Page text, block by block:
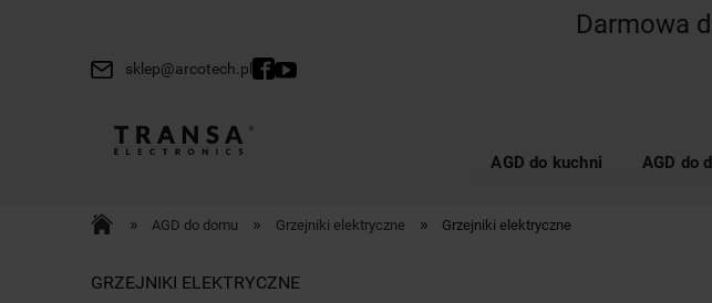
Darmowa
sklep@arcotech.pl
AGD do kuchni AGD do
» AGD do domu » Grzejniki elektryczne » Grzejniki elektryczne
GRZEJNIKI ELEKTRYCZNE